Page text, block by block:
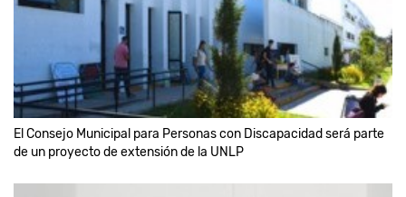
El Consejo Municipal para Personas con Discapacidad será parte
de un proyecto de extensión de la UNLP